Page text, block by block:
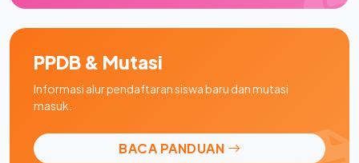
PPDB & Mutasi
Informasi alur pendaftaran siswa baru dan mutasi
masuk.
BACA PANDUAN